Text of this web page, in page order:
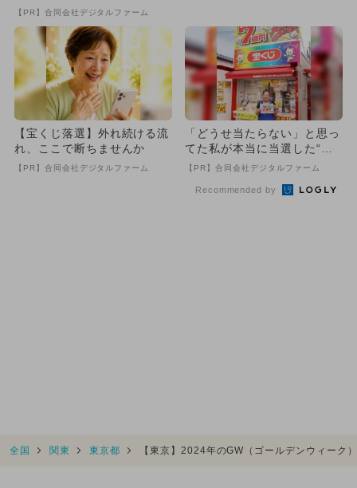
い方”がこれ
【PR】合同会社デジタルファーム
【宝くじ落選】外れ続ける流
れ、ここで断ちませんか
【PR】合同会社デジタルファーム
「どうせ当たらない」と思っ
てた私が本当に当選した“買
い方”がこれ
【PR】合同会社デジタルファーム
Recommended by
全国 関東 東京都 【東京】2024年のGW（ゴールデンウィーク